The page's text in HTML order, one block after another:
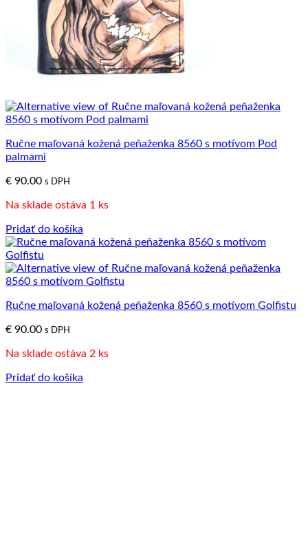
Ručne maľovaná kožená peňaženka 8560 s motívom Pod
palmami
€ 90.00 s DPH
Na sklade ostáva 1 ks
Pridať do košíka
Ručne maľovaná kožená peňaženka 8560 s motívom Golfistu
€ 90.00 s DPH
Na sklade ostáva 2 ks
Pridať do košíka